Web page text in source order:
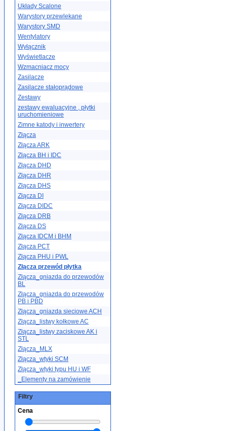
Układy Scalone
Warystory przewlekane
Warystory SMD
Wentylatory
Wyłącznik
Wyświetlacze
Wzmacniacz mocy
Zasilacze
Zasilacze stałoprądowe
Zestawy
zestawy ewaluacyjne , płytki
uruchomieniowe
Zimne katody i inwertery
Złącza
Złącza ARK
Złącza BH i IDC
Złącza DHD
Złącza DHR
Złącza DHS
Złącza DI
Złącza DIDC
Złącza DRB
Złącza DS
Złącza IDCM i BHM
Złącza PCT
Złącza PHU i PWL
Złącza przewód płytka
Złącza_gniazda do przewodów
BL
Złącza_gniazda do przewodów
PB i PBD
Złącza_gniazda sieciowe ACH
Złącza_listwy kołkowe AC
Złącza_listwy zaciskowe AK i
STL
Złącza_MLX
Złącza_wtyki SCM
Złącza_wtyki typu HU i WF
_Elementy na zamówienie
Filtry
Cena